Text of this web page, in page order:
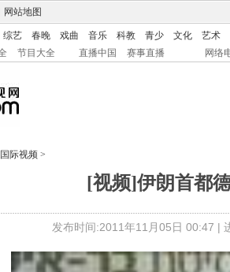
网站地图
综艺 春晚 戏曲 音乐 科教 青少 文化
艺术
节目大全 直播中国 赛事直播 网络
国际视频 >
[视频]伊朗首都
发布时间:2011年11月05日 00:47 |